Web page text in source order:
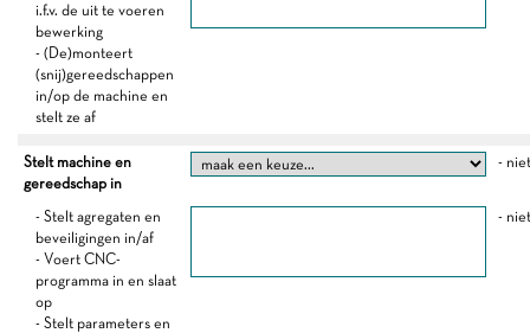
i.f.v. de uit te voeren
bewerking
- (De)monteert
(snij)gereedschappen
in/op de machine en
stelt ze af
Stelt machine en
gereedschap in
-
- Stelt agregaten en
beveiligingen in/af
- Voert CNC-
programma in en slaat
op
- Stelt parameters en
-